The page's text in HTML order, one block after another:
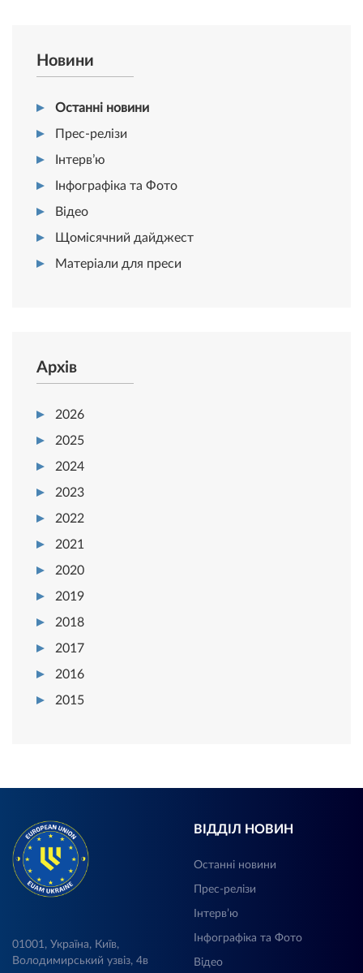
Новини
Останні новини
Прес-релізи
Інтерв’ю
Інфографіка та Фото
Відео
Щомісячний дайджест
Матеріали для преси
Архів
2026
2025
2024
2023
2022
2021
2020
2019
2018
2017
2016
2015
01001, Україна, Київ,
Володимирський узвіз, 4в
ВІДДІЛ НОВИН
Останні новини
Прес-релізи
Інтерв’ю
Інфографіка та Фото
Відео